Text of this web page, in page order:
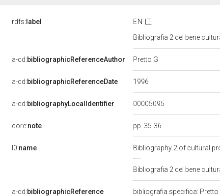
rdfs: label EN
IT
Bibliografia 2 del bene
a-cd:bibliographicReferenceAuthor Pretto G
a-cd:bibliographicReferenceDate 1996
a-cd:bibliographyLocalIdentifier 00005095
core:note pp. 35-36
l0:name Bibliography 2 of cultural
Bibliografia 2 del bene
a-cd:bibliographicReference bibliografia specifica: Pretto